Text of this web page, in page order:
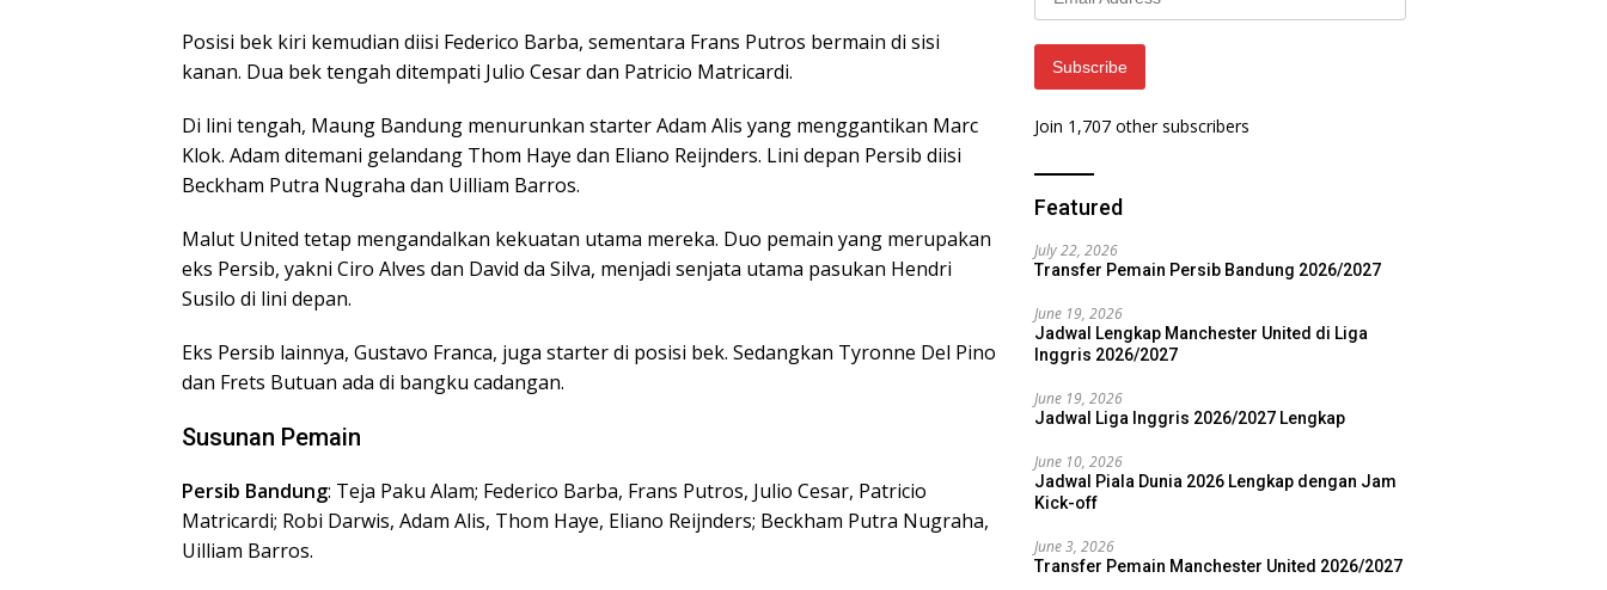
Posisi bek kiri kemudian diisi Federico Barba, sementara Frans Putros bermain di sisi
kanan. Dua bek tengah ditempati Julio Cesar dan Patricio Matricardi.
Di lini tengah, Maung Bandung menurunkan starter Adam Alis yang menggantikan Marc
Klok. Adam ditemani gelandang Thom Haye dan Eliano Reijnders. Lini depan Persib diisi
Beckham Putra Nugraha dan Uilliam Barros.
Malut United tetap mengandalkan kekuatan utama mereka. Duo pemain yang merupakan
eks Persib, yakni Ciro Alves dan David da Silva, menjadi senjata utama pasukan Hendri
Susilo di lini depan.
Eks Persib lainnya, Gustavo Franca, juga starter di posisi bek. Sedangkan Tyronne Del Pino
dan Frets Butuan ada di bangku cadangan.
Susunan Pemain
Persib Bandung: Teja Paku Alam; Federico Barba, Frans Putros, Julio Cesar, Patricio
Matricardi; Robi Darwis, Adam Alis, Thom Haye, Eliano Reijnders; Beckham Putra Nugraha,
Uilliam Barros.
Address
Subscribe
Join 1,707 other subscribers
Featured
July 22, 2026
Transfer Pemain Persib Bandung 2026/2027
June 19, 2026
Jadwal Lengkap Manchester United di Liga
Inggris 2026/2027
June 19, 2026
Jadwal Liga Inggris 2026/2027 Lengkap
June 10, 2026
Jadwal Piala Dunia 2026 Lengkap dengan Jam
Kick-off
June 3, 2026
Transfer Pemain Manchester United 2026/2027